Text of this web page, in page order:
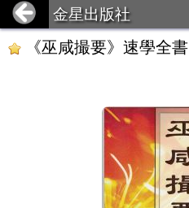
金星出版社
《巫咸撮要》速學全書